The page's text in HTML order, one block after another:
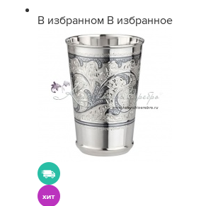
В избранном В избранное